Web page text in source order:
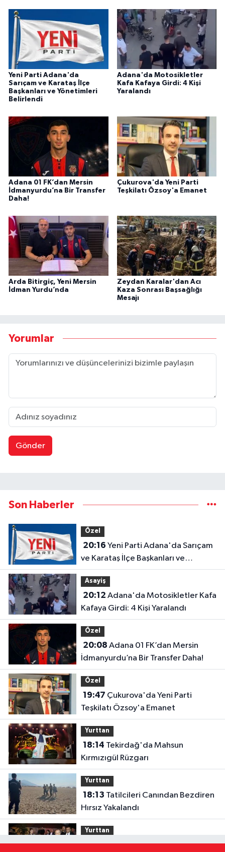
Yeni Parti Adana'da
Sarıçam ve Karataş İlçe
Başkanları ve Yönetimleri
Belirlendi
Adana'da Motosikletler
Kafa Kafaya Girdi: 4 Kişi
Yaralandı
Adana 01 FK’dan Mersin
İdmanyurdu’na Bir Transfer
Daha!
Çukurova'da Yeni Parti
Teşkilatı Özsoy'a Emanet
Arda Bitirgiç, Yeni Mersin
İdman Yurdu’nda
Zeydan Karalar'dan Acı
Kaza Sonrası Başsağlığı
Mesajı
Yorumlar
Gönder
Son Haberler
Özel
20:16
ve Karataş İlçe Başkanları ve
Yönetimleri Belirlendi
Asayiş
20:12
Kafaya Girdi: 4 Kişi Yaralandı
Özel
20:08
İdmanyurdu’na Bir Transfer Daha!
Özel
19:47
Teşkilatı Özsoy'a Emanet
Yurttan
18:14
Kırmızıgül Rüzgarı
Yurttan
18:13
Hırsız Yakalandı
Yurttan
18:12Bakan Şimşek, Gercüş'te